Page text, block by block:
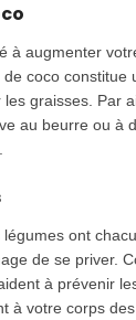
à augmenter
de coco constitue
graisses. Par
au beurre ou à
ont
de se priver.
à prévenir
à votre corps des